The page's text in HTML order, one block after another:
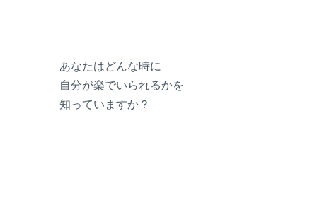
あなたはどんな時に
自分が楽でいられるかを
知っていますか？